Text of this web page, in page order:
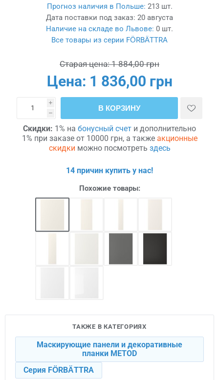
Прогноз наличия в Польше: 213 шт.
Дата поставки под заказ: 20 августа
Наличие на складе во Львове: 0 шт.
Все товары из серии FÖRBÄTTRA
Старая цена: 1 884,00 грн
Цена: 1 836,00 грн
i
h
В КОРЗИНУ
Скидки: 1% на бонусный счет и дополнительно
1% при заказе от 10000 грн, а также акционные
скидки можно посмотреть здесь
14 причин купить у нас!
Похожие товары:
ТАКЖЕ В КАТЕГОРИЯХ
Маскирующие панели и декоративные
планки METOD
Серия FÖRBÄTTRA